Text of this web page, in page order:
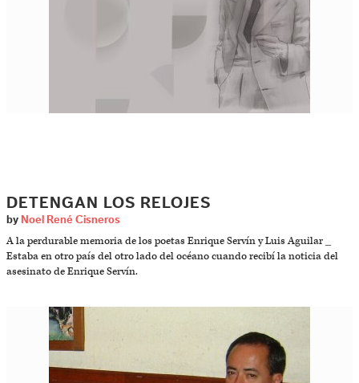
DETENGAN LOS RELOJES
by Noel René Cisneros
A la perdurable memoria de los poetas Enrique Servín y Luis Aguilar _
Estaba en otro país del otro lado del océano cuando recibí la noticia del
asesinato de Enrique Servín.